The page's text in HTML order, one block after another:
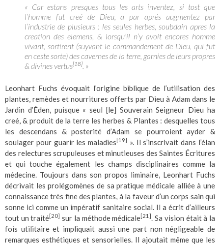
« Car estans presques tous les arts inventez, si tost que
l’homme fut creé de Dieu, a par aprés augmentez par
l’industrie de plusieurs : les seules herbes, soubdain apres la
creation des elemens, & lorsqu’il n’y avoit encores homme
vivant, sortirent (suyvant le commandement de Dieu, qui fut
en ceste sorte) des cavernes de la terre, garnies de leurs propres
& divines vertus[18] . »
Leonhart Fuchs évoquait l’origine biblique de l’utilisation des
plantes, remèdes et nourritures offerts par Dieu à Adam dans le
Jardin d’Éden, puisque « seul [le] Souverain Seigneur Dieu ha
creé, & produit de la terre les herbes & Plantes : desquelles tous
les descendans & posterité d’Adam se pourroient ayder &
soulager pour guarir les maladies [19]
». Il s’inscrivait dans l’élan
des relectures scrupuleuses et minutieuses des Saintes Écritures
et qui touche également les champs disciplinaires comme la
médecine. Toujours dans son propos liminaire, Leonhart Fuchs
décrivait les prolégomènes de sa pratique médicale alliée à une
connaissance très fine des plantes, à la faveur d’un corps sain qui
sonne ici comme un impératif sanitaire social. Il a écrit d’ailleurs
tout un traité[20] sur la méthode médicale[21]. Sa vision était à la
fois utilitaire et impliquait aussi une part non négligeable de
remarques esthétiques et sensorielles. Il ajoutait même que les